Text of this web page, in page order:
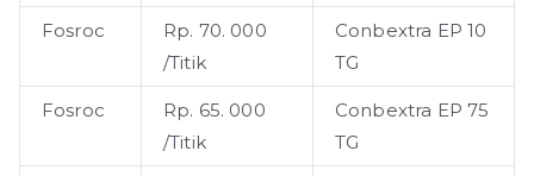
Fosroc
Rp. 70. 000
/Titik
Conbextra EP 10
TG
Fosroc
Rp. 65. 000
/Titik
Conbextra EP 75
TG